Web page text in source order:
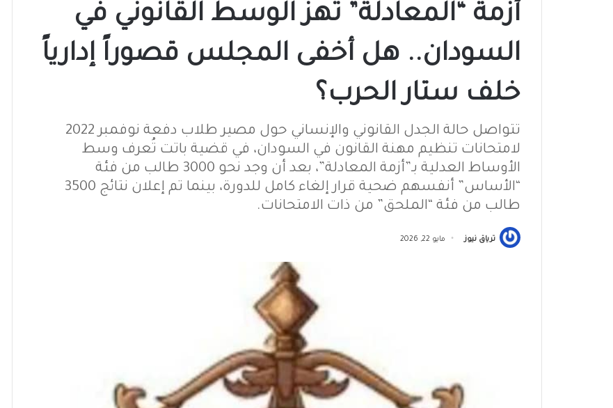
أزمة “المعادلة” تهز الوسط القانوني في
السودان.. هل أخفى المجلس قصوراً إدارياً
خلف ستار الحرب؟
تتواصل حالة الجدل القانوني والإنساني حول مصير طلاب دفعة نوفمبر 2022
لامتحانات تنظيم مهنة القانون في السودان، في قضية باتت تُعرف وسط
الأوساط العدلية بـ”أزمة المعادلة”، بعد أن وجد نحو 3000 طالب من فئة
“الأساس” أنفسهم ضحية قرار إلغاء كامل للدورة، بينما تم إعلان نتائج 3500
طالب من فئة “الملحق” من ذات الامتحانات.
ترياق نيوز مايو 22, 2026